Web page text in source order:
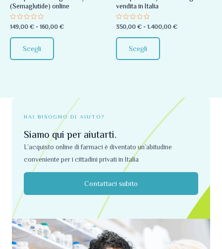
(Semaglutide) online
Valutato
0
su
5
149,00 € - 160,00 €
Scegli
essere
scelte
del
vendita in Italia
Valutato
0
su
5
350,00 € - 1.400,00 €
Scegli
scelte
del
HAI BISOGNO DI AIUTO?
Siamo qui per aiutarti.
L’acquisto online di farmaci è diventato un’abitudine
conveniente per i cittadini privati ​​in Italia
Contattaci subito